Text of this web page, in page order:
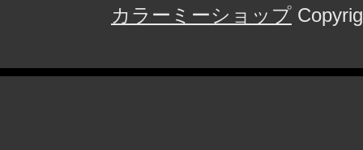
カラーミーショップ